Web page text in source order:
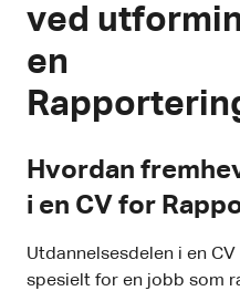
ved
en
Hvordan
i en CV for
Utdannelsesdelen i en
spesielt for en jobb som